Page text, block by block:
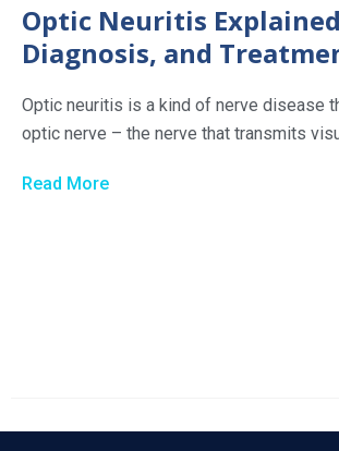
Optic Neuritis
Diagnosis, and
Optic neuritis is a kind of nerve disease
optic nerve – the nerve that transmits
Read More